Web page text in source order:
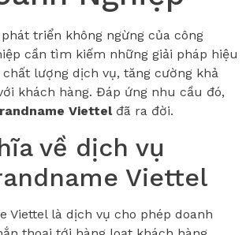
phát triển không ngừng của công
cần tìm kiếm những giải pháp hiệu
lượng dịch vụ, tăng cường khả
khách hàng. Đáp ứng nhu cầu đó,
Viettel đã ra đời.
về dịch vụ
Viettel
Viettel là dịch vụ cho phép doanh